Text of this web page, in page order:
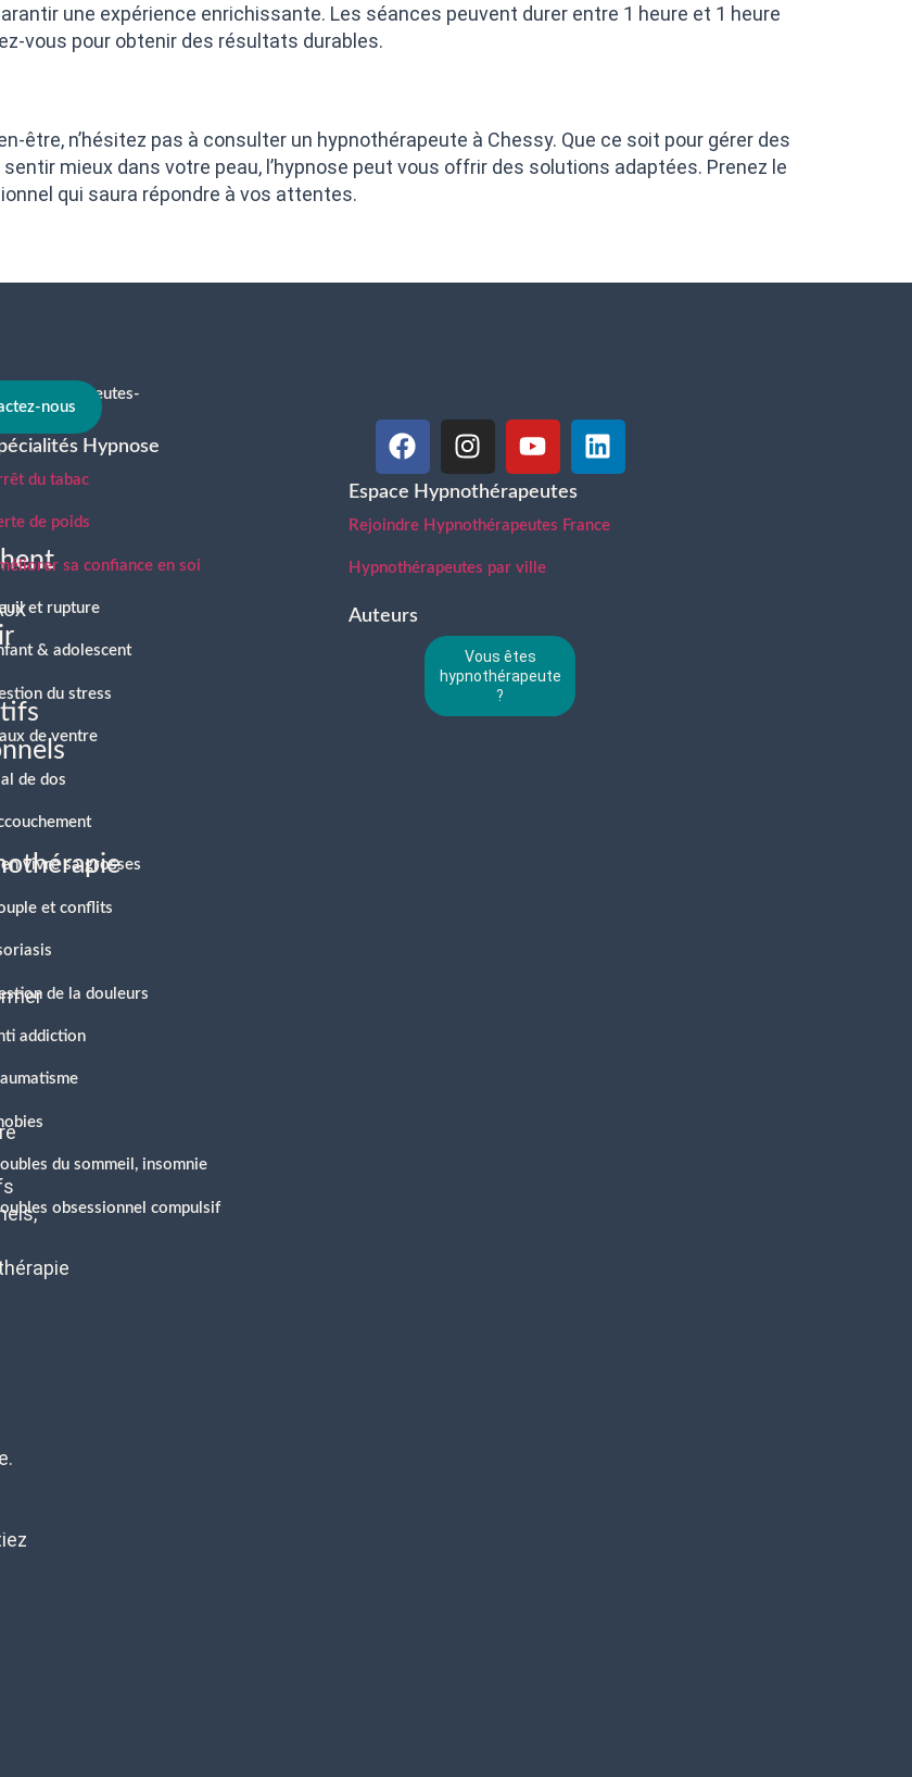
une expérience enrichissante. Les séances peuvent durer entre 1 heure et 1 heure
vous pour obtenir des résultats durables.
être, n’hésitez pas à consulter un hypnothérapeute à Chessy. Que ce soit pour gérer des
mieux dans votre peau, l’hypnose peut vous offrir des solutions adaptées. Prenez le
qui saura répondre à vos attentes.
nous
Hypnose
du tabac
de poids
sa confiance en soi
et rupture
& adolescent
du stress
de ventre
de dos
vivre sa grosses
et conflits
de la douleurs
addiction
du sommeil, insomnie
obsessionnel compulsif
Espace Hypnothérapeutes
Rejoindre Hypnothérapeutes France
Hypnothérapeutes par ville
Auteurs
Vous êtes
hypnothérapeute
?